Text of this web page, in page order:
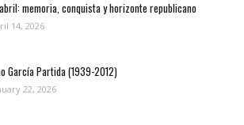
memoria, conquista y horizonte republicano
14, 2026
García Partida (1939-2012)
22, 2026